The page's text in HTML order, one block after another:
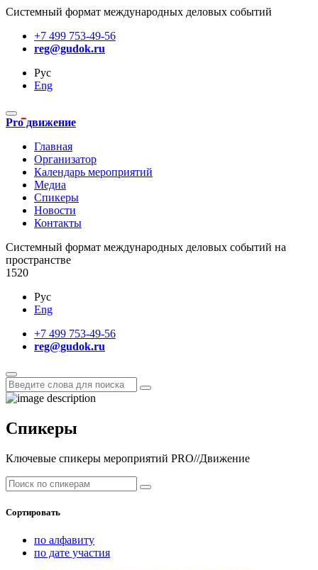
Системный формат международных деловых событий
+7 499 753-49-56
reg@gudok.ru
Рус
Eng
Pro движение
Главная
Организатор
Календарь мероприятий
Медиа
Спикеры
Новости
Контакты
Cистемный формат международных деловых событий на
пространстве
1520
Рус
Eng
+7 499 753-49-56
reg@gudok.ru
Спикеры
Ключевые спикеры мероприятий PRO//Движение
Сортировать
по алфавиту
по дате участия